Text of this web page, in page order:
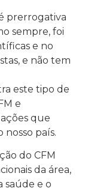
prerrogativa
sempre, foi
e no
e não tem
este tipo de
e
que
nosso país.
do CFM
da área,
saúde e o